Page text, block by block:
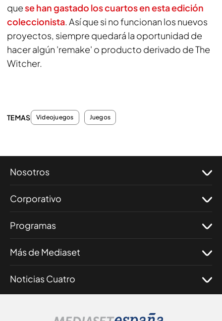
quese han gastado los cuartos en esta edición
coleccionista. Así que si no funcionan los nuevos
proyectos, siempre quedará la oportunidad de
hacer algún 'remake' o producto derivado de The
Witcher.
TEMAS Videojuegos Juegos
Nosotros
Corporativo
Programas
Más de Mediaset
Noticias Cuatro